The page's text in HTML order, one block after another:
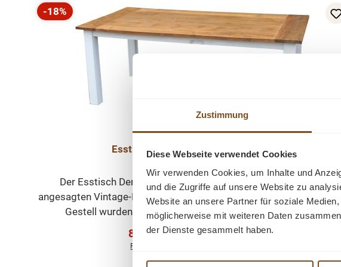
Zustimmung
Diese Webseite verwendet Cookies
Wir verwenden Cookies, um Inhalte und
und die Zugriffe auf unsere Website zu
Website an unsere Partner für soziale
möglicherweise mit weiteren Daten
der Dienste gesammelt haben.
Rabatt
-18%
Esstisch Vintage Teakholz 180 cm
Der Esstisch Dengkleh ist ein hochwertiges Möbelstück im
angesagten Vintage-Look. Die ausdruckstarken Block Beine und
Gestell wurden in weiß lackiert und sind im traditionellen
Landhausstil gestaltet. Die massive Altholz Teak Platte und das
naturbelassene Holz besticht mit seiner einzigartigen Maserung. Die
Verkaufspreis:
899,00 € Regulärer Preis:
1.099,00 € (18% gespart)
Preise inkl. MwSt. zzgl. Versandkosten
Vergleichen